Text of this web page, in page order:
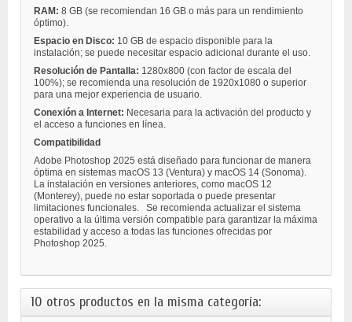
RAM: 8 GB (se recomiendan 16 GB o más para un rendimiento
óptimo).
Espacio en Disco: 10 GB de espacio disponible para la
instalación; se puede necesitar espacio adicional durante el uso.
Resolución de Pantalla: 1280x800 (con factor de escala del
100%); se recomienda una resolución de 1920x1080 o superior
para una mejor experiencia de usuario.
Conexión a Internet: Necesaria para la activación del producto y
el acceso a funciones en línea.
Compatibilidad
Adobe Photoshop 2025 está diseñado para funcionar de manera
óptima en sistemas macOS 13 (Ventura) y macOS 14 (Sonoma).
La instalación en versiones anteriores, como macOS 12
(Monterey), puede no estar soportada o puede presentar
limitaciones funcionales.
Se recomienda actualizar el sistema
operativo a la última versión compatible para garantizar la máxima
estabilidad y acceso a todas las funciones ofrecidas por
Photoshop 2025.
10 otros productos en la misma categoría: